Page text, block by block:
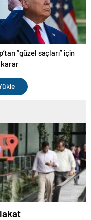
“güzel saçları” için
karar